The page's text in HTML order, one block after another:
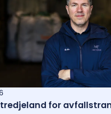
tredjeland for